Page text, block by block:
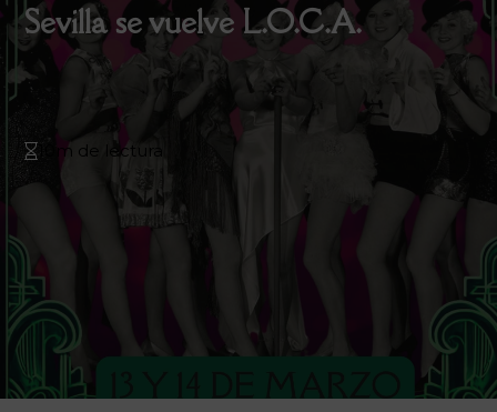
Sevilla se vuelve L.O.C.A.
10m de lectura